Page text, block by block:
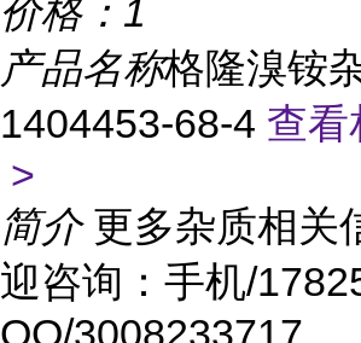
价格： 1
产品名称格隆溴铵
1404453-68-4 查看
>
简介 更多杂质相关
迎咨询：手机/
QQ/3008233717